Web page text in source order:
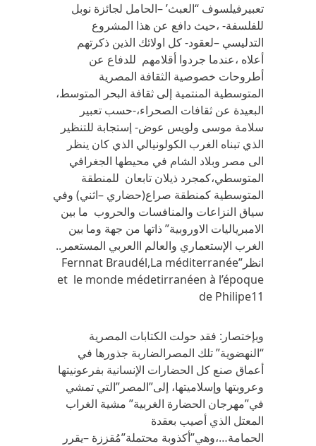
تعبيرفيلسوف “العبث’ –الحامل لجائزة نوبل
للفلسفة- ،حيث دافع عن هذا المشروع
التدليسي –لعقود- كل اولائك الذين ذكرتهم
أعلاه ،عندما جردوا أقلامهم للدفاع عن
أطروحات خصوصية الثقافة المصرية
المتوسطية ‏المنتمية إلى ثقافة البحر المتوسط،
البعيدة عن ثقافات الصحراء،-حسب تعبير
سلامة موسى ولويس عوض- إستجابة للتنظير
الذي تبناه الغرب الكولونيالي الذي كان ينظر
الى مصر وبلاد الشام في محيطها الجغرافي
المتوسطي،كمجرد ذيلان تابعان للمنطقة
المتوسطية كمنطقة صراع(حضاري –اثني) وفي
‏سياق النزاعات والمنافسات والحروب ما بين
الامبرياليات الاوروبية” ذاتها من جهة وما بين
الغرب الإستعماري والعالم االعربي المستعمر..
انظر”‏Fernnat Braudél,La méditerranée
et ‎‎ le monde médetirranéen à l’époque
de Philipe11
وبإختصار: فقد حولت الكتابات المصرية
“النهضوية” تلك المصرالضاربة جذورها في
أعماق صنع كل الحضارات الإنسانية بفرعونيتها
وعروبتها وإسلاميتها، إلى”المصر”التي تمشي
في”مهرجان الحضارة الغربية” مشية الغراب
المعتل الذي أصيب بعقدة
الحمامة…،وهي”أكذوبة محتملة”مُقززة –يقرر